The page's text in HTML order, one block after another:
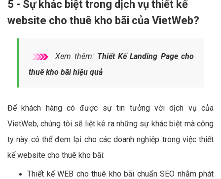
5 - Sự khác biệt trong dịch vụ thiết kế
website cho thuê kho bãi của VietWeb?
Xem thêm: Thiết Kế Landing Page cho
thuê kho bãi hiệu quả
Để khách hàng có được sự tin tưởng với dịch vụ của
VietWeb, chúng tôi sẽ liệt kê ra những sự khác biệt mà công
ty này có thể đem lại cho các doanh nghiệp trong việc thiết
kế website cho thuê kho bãi:
Thiết kế WEB cho thuê kho bãi chuẩn SEO nhằm phát